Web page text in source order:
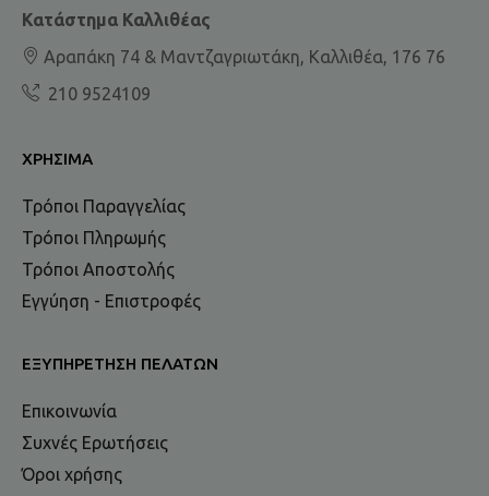
Κατάστημα Καλλιθέας
Αραπάκη 74 & Μαντζαγριωτάκη, Καλλιθέα, 176 76
210 9524109
ΧΡΉΣΙΜΑ
Τρόποι Παραγγελίας
Τρόποι Πληρωμής
Τρόποι Αποστολής
Εγγύηση - Επιστροφές
ΕΞΥΠΗΡΈΤΗΣΗ ΠΕΛΑΤΏΝ
Επικοινωνία
Συχνές Ερωτήσεις
Όροι χρήσης